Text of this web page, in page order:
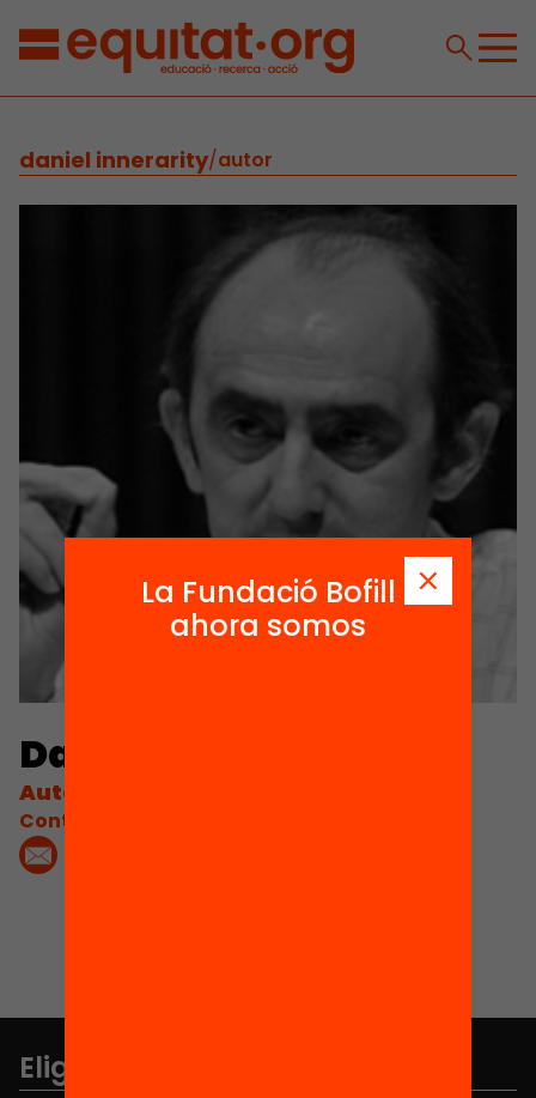
daniel innerarity/autor
Daniel Innerarity
Autor
Contacta'm:
Elige equidad
La Fundació Bofill
ahora somos